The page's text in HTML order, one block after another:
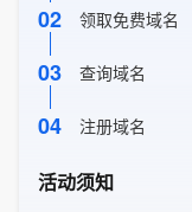
02 领取免费域名
03 查询域名
04 注册域名
活动须知